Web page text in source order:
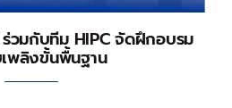
วมกับทีม HIPC จัดฝึกอบรม
พลิงขั้นพื้นฐาน